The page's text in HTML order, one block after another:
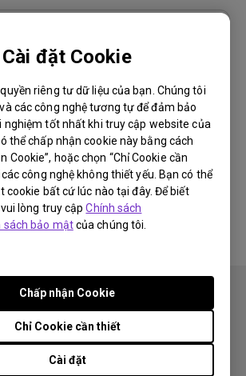
Cài đặt Cookie
riêng tư dữ liệu của bạn. Chúng tôi
các công nghệ tương tự để đảm bảo
nghiệm tốt nhất khi truy cập website của
thể chấp nhận cookie này bằng cách
Cookie”, hoặc chọn “Chỉ Cookie cần
công nghệ không thiết yếu. Bạn có thể
cookie bất cứ lúc nào tại đây. Để biết
lòng truy cậpChính sách
sách bảo mậtcủa chúng tôi.
Cài đặt
Chỉ Cookie cần thiết
Chấp nhận Cookie
07/16
1.98 MB